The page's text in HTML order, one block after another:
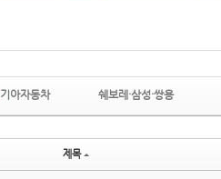
기아자동차 쉐보레·삼성·쌍용
제목